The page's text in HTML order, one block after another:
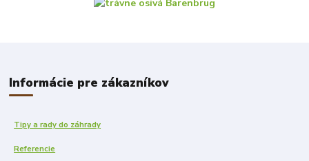
Informácie pre zákazníkov
Tipy a rady do záhrady
Referencie